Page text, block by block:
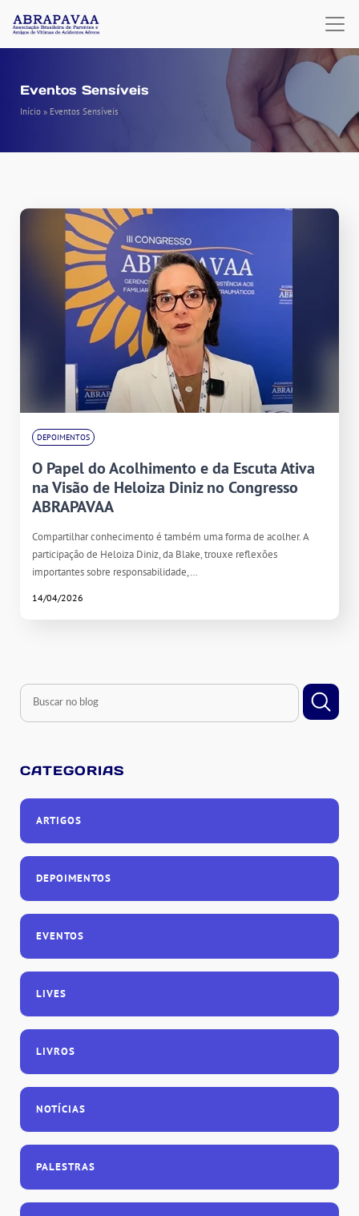
Eventos Sensíveis
Início » Eventos Sensíveis
DEPOIMENTOS
O Papel do Acolhimento e da Escuta Ativa
na Visão de Heloiza Diniz no Congresso
ABRAPAVAA
Compartilhar conhecimento é também uma forma de acolher. A
participação de Heloiza Diniz, da Blake, trouxe reflexões
importantes sobre responsabilidade,…
14/04/2026
CATEGORIAS
ARTIGOS
DEPOIMENTOS
EVENTOS
LIVES
LIVROS
NOTÍCIAS
PALESTRAS